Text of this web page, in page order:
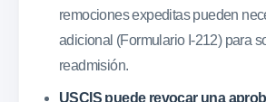
remociones expeditas pueden
adicional (Formulario I-212) para
readmisión.
USCIS puede revocar una